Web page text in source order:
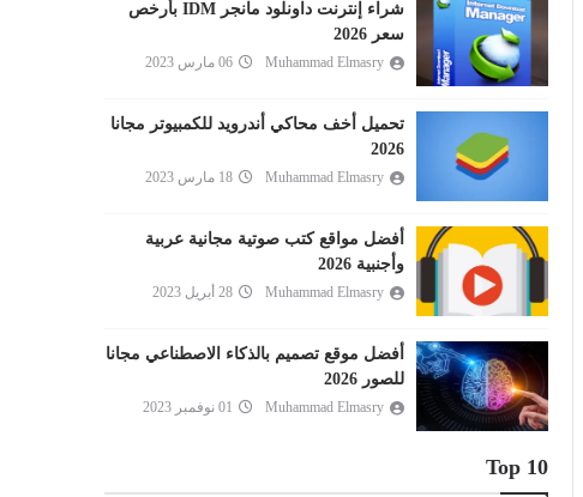
شراء إنترنت داونلود مانجر IDM بأرخص
سعر 2026
Muhammad Elmasry 06 مارس 2023
تحميل أخف محاكي أندرويد للكمبيوتر مجانا
2026
Muhammad Elmasry 18 مارس 2023
أفضل مواقع كتب صوتية مجانية عربية
وأجنبية 2026
Muhammad Elmasry 28 أبريل 2023
أفضل موقع تصميم بالذكاء الاصطناعي مجانا
للصور 2026
Muhammad Elmasry 01 نوفمبر 2023
Top 10